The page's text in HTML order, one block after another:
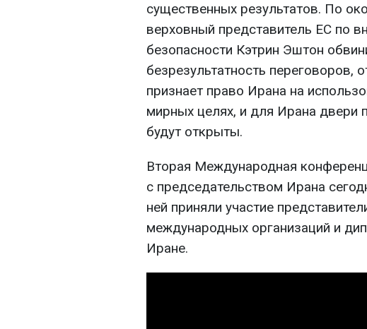
существенных результатов. По
верховный представитель ЕС по
безопасности Кэтрин Эштон
безрезультатность переговоров,
признает право Ирана на
мирных целях, и для Ирана двери
будут открыты.
Вторая Международная
с председательством Ирана
ней приняли участие
международных организаций и
Иране.